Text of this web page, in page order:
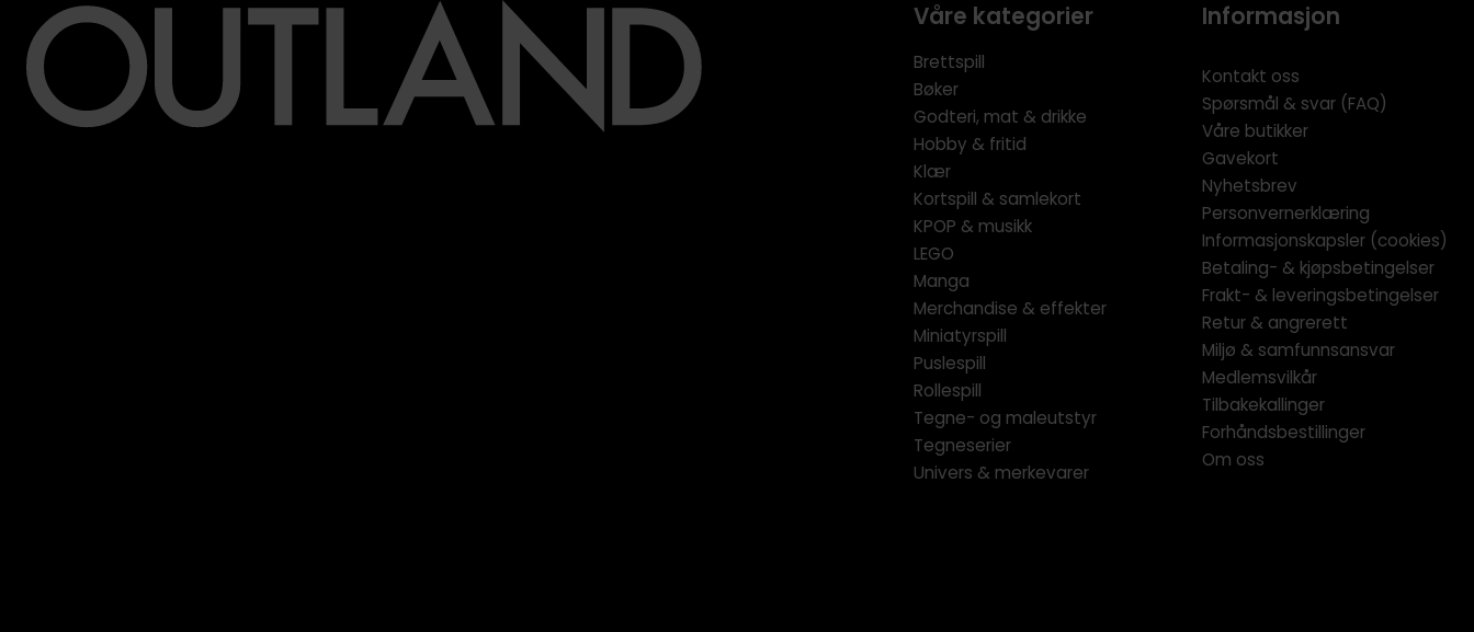
Våre kategorier
Brettspill
Bøker
Godteri, mat & drikke
Hobby & fritid
Klær
Kortspill & samlekort
KPOP & musikk
LEGO
Manga
Merchandise & effekter
Miniatyrspill
Puslespill
Rollespill
Tegne- og maleutstyr
Tegneserier
Univers & merkevarer
Informasjon
Kontakt oss
Spørsmål & svar (FAQ)
Våre butikker
Gavekort
Nyhetsbrev
Personvernerklæring
Informasjonskapsler (cookies)
Betaling- & kjøpsbetingelser
Frakt- & leveringsbetingelser
Retur & angrerett
Miljø & samfunnsansvar
Medlemsvilkår
Tilbakekallinger
Forhåndsbestillinger
Om oss